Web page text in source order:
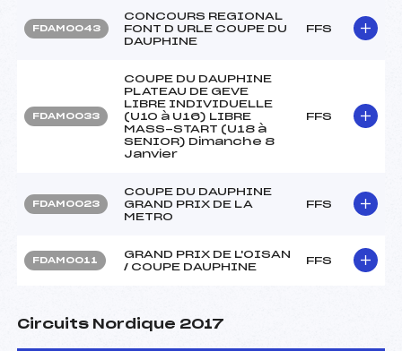
FDAM0043
CONCOURS REGIONAL
FONT D URLE COUPE DU
DAUPHINE
FFS
FDAM0033
COUPE DU DAUPHINE
PLATEAU DE GEVE
LIBRE INDIVIDUELLE
(U10 à U16) LIBRE
MASS-START (U18 à
SENIOR) Dimanche 8
Janvier
FFS
FDAM0023
COUPE DU DAUPHINE
GRAND PRIX DE LA
METRO
FFS
FDAM0011
GRAND PRIX DE L'OISAN
/ COUPE DAUPHINE
FFS
Circuits Nordique 2017